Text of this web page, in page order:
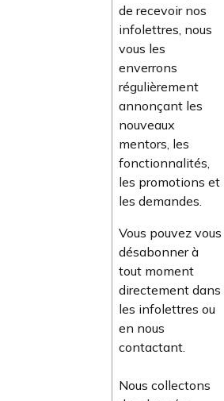
de recevoir nos
infolettres, nous
vous les
enverrons
régulièrement
annonçant les
nouveaux
mentors, les
fonctionnalités,
les promotions et
les demandes.
Vous pouvez vous
désabonner à
tout moment
directement dans
les infolettres ou
en nous
contactant.
Nous collectons